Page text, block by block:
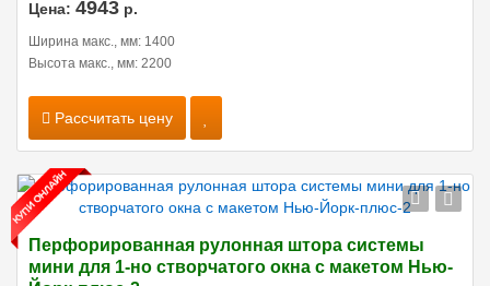
Цена: 4943 р.
Ширина макс., мм: 1400
Высота макс., мм: 2200
Рассчитать цену
Перфорированная рулонная штора системы
мини для 1-но створчатого окна с макетом Нью-